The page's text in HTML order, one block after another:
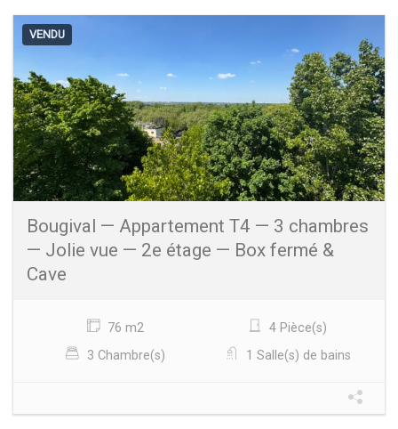
VENDU
Bougival — Appartement T4 — 3 chambres
— Jolie vue — 2e étage — Box fermé &
Cave
76 m2
4 Pièce(s)
3 Chambre(s)
1 Salle(s) de bains